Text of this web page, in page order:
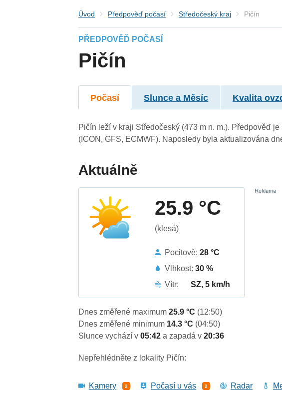
Úvod Předpověď počasí Středočeský kraj Pičín
PŘEDPOVĚĎ POČASÍ
Pičín
Počasí Slunce a Měsíc Kvalita
Pičín leží v kraji Středočeský (473 m n. m.). Předpověď
(ICON, GFS, ECMWF). Naposledy byla aktualizována
Aktuálně
25.9 °C
(klesá)
Pocitově:28 °C
Vlhkost:30 %
Vítr:
SZ, 5 km/h
Dnes změřené maximum25.9 °C (12:50)
Dnes změřené minimum 14.3 °C (04:50)
Slunce vychází v05:42a zapadá v20:36
Nepřehlédněte z lokality Pičín:
Kamery 2 Počasí u vás 2 Radar